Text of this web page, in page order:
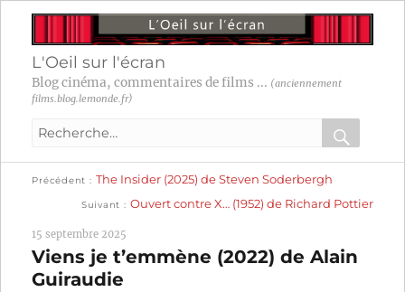
L'Oeil sur l'écran
Blog cinéma, commentaires de films ... (anciennement
films.blog.lemonde.fr)
Recherche
:
OK
Navigation
l’article
Précédent
précédente :
The Insider (2025) de Steven Soderbergh
Suivant
suivante :
Ouvert contre X… (1952) de Richard Pottier
15 septembre 2025
Viens je t’emmène (2022) de Alain
Guiraudie